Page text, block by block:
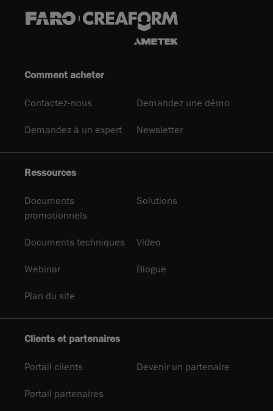
Comment acheter
Contactez-nous Demandez une démo
Demandez à un expert Newsletter
Ressources
Documents
promotionnels
Solutions
Documents techniques Video
Webinar Blogue
Plan du site
Clients et partenaires
Portail clients Devenir un partenaire
Portail partenaires